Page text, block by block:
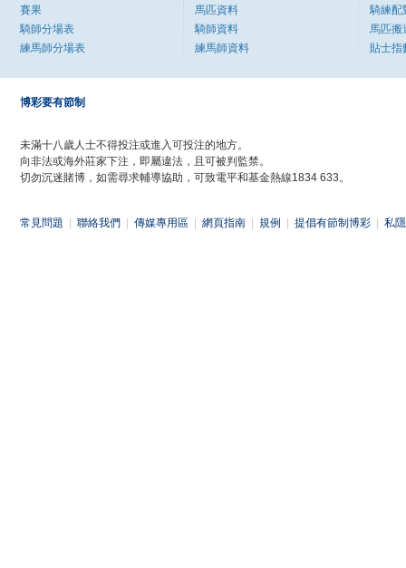
賽果
騎師分場表
練馬師分場表
馬匹資料
騎師資料
練馬師資料
騎練配
馬匹搬
貼士指
博彩要有節制
未滿十八歲人士不得投注或進入可投注的地方。
向非法或海外莊家下注，即屬違法，且可被判監禁。
切勿沉迷賭博，如需尋求輔導協助，可致電平和基金熱線1834 633。
常見問題 聯絡我們 傳媒專用區 網頁指南 規例 提倡有節制博彩 私